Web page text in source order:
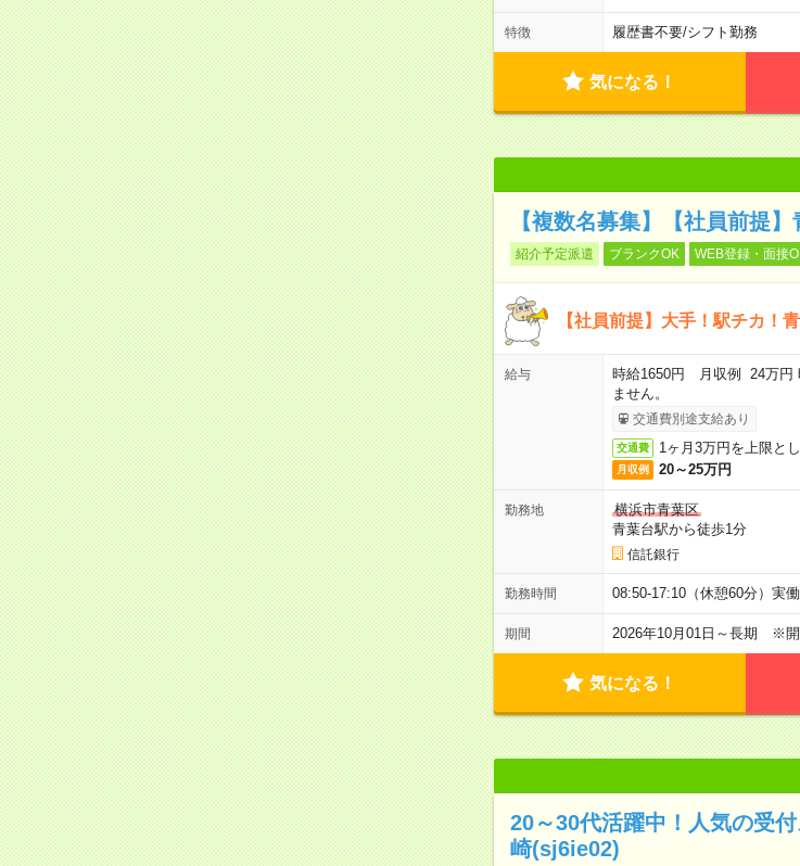
特徴 履歴書不要/シフト勤務
気になる！
【複数名募集】【社員前提
紹介予定派遣 ブランクOK WEB登録・面接
【社員前提】大手！駅チカ！
給与
時給1650円 月収例 24万円
ません。
交通費別途支給あり
交通費 1ヶ月3万円を上限と
月収例 20～25万円
勤務地
横浜市青葉区
青葉台駅から徒歩1分
信託銀行
勤務時間 08:50-17:10（休憩60分）実
期間 2026年10月01日～長期 ※
気になる！
20～30代活躍中！人気の受
崎(sj6ie02)